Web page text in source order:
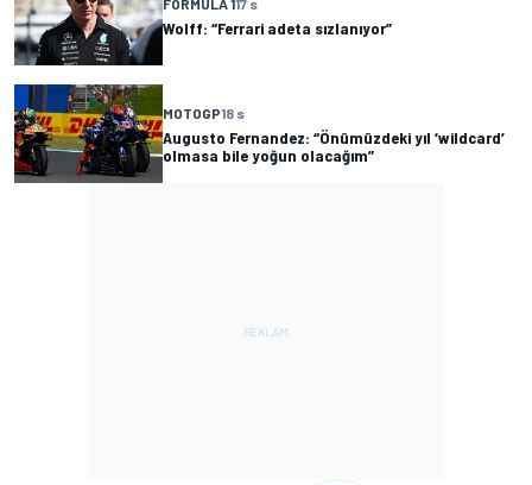
FORMULA 117 s
Wolff: “Ferrari adeta sızlanıyor”
MOTOGP18 s
Augusto Fernandez: “Önümüzdeki yıl ‘wildcard’
olmasa bile yoğun olacağım”